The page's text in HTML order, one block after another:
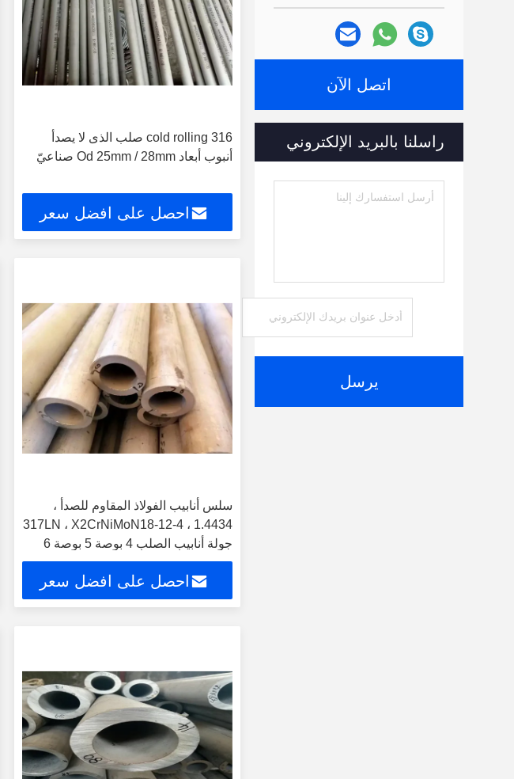
اتصل الآن
راسلنا بالبريد الإلكتروني
يرسل
cold rolling 316 صلب الذى لا يصدأ
أنبوب أبعاد Od 25mm / 28mm صناعيّ
احصل على افضل سعر
سلس أنابيب الفولاذ المقاوم للصدأ ،
317LN ، X2CrNiMoN18-12-4 ، 1.4434
جولة أنابيب الصلب 4 بوصة 5 بوصة 6
بوصة 7 بوصة
احصل على افضل سعر